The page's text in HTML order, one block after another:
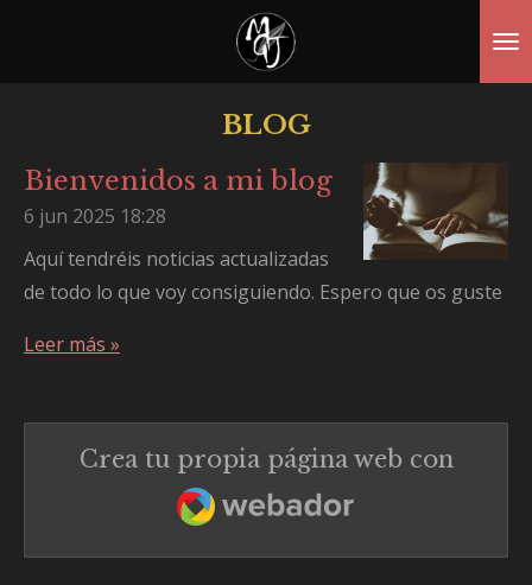
BLOG
Bienvenidos a mi blog
6 jun 2025 18:28
Aquí tendréis noticias actualizadas
de todo lo que voy consiguiendo. Espero que os guste
Leer más »
Crea tu propia página web con
Webador